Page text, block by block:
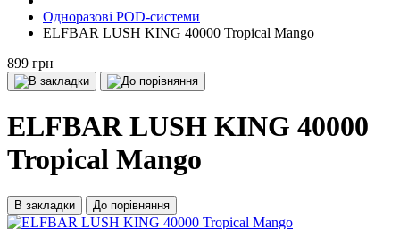
Одноразові POD-системи
ELFBAR LUSH KING 40000 Tropical Mango
899 грн
ELFBAR LUSH KING 40000
Tropical Mango
В закладки До порівняння